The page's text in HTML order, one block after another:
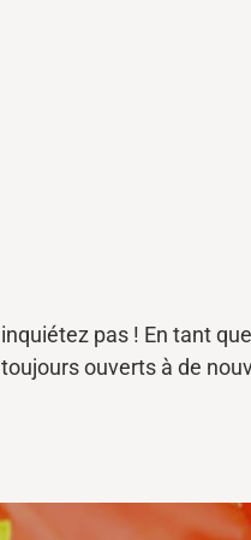
inquiétez pas ! En tant
toujours ouverts à de